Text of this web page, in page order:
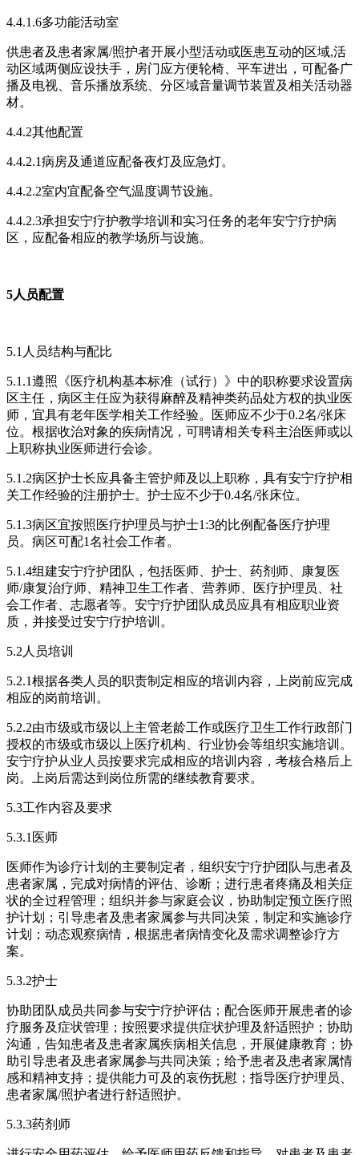
4.4.1.6多功能活动室
供患者及患者家属/照护者开展小型活动或医患互动的区域,活
动区域两侧应设扶手，房门应方便轮椅、平车进出，可配备广
播及电视、音乐播放系统、分区域音量调节装置及相关活动器
材。
4.4.2其他配置
4.4.2.1病房及通道应配备夜灯及应急灯。
4.4.2.2室内宜配备空气温度调节设施。
4.4.2.3承担安宁疗护教学培训和实习任务的老年安宁疗护病
区，应配备相应的教学场所与设施。
5人员配置
5.1人员结构与配比
5.1.1遵照《医疗机构基本标准（试行）》中的职称要求设置病
区主任，病区主任应为获得麻醉及精神类药品处方权的执业医
师，宜具有老年医学相关工作经验。医师应不少于0.2名/张床
位。根据收治对象的疾病情况，可聘请相关专科主治医师或以
上职称执业医师进行会诊。
5.1.2病区护士长应具备主管护师及以上职称，具有安宁疗护相
关工作经验的注册护士。护士应不少于0.4名/张床位。
5.1.3病区宜按照医疗护理员与护士1:3的比例配备医疗护理
员。病区可配1名社会工作者。
5.1.4组建安宁疗护团队，包括医师、护士、药剂师、康复医
师/康复治疗师、精神卫生工作者、营养师、医疗护理员、社
会工作者、志愿者等。安宁疗护团队成员应具有相应职业资
质，并接受过安宁疗护培训。
5.2人员培训
5.2.1根据各类人员的职责制定相应的培训内容，上岗前应完成
相应的岗前培训。
5.2.2由市级或市级以上主管老龄工作或医疗卫生工作行政部门
授权的市级或市级以上医疗机构、行业协会等组织实施培训。
安宁疗护从业人员按要求完成相应的培训内容，考核合格后上
岗。上岗后需达到岗位所需的继续教育要求。
5.3工作内容及要求
5.3.1医师
医师作为诊疗计划的主要制定者，组织安宁疗护团队与患者及
患者家属，完成对病情的评估、诊断；进行患者疼痛及相关症
状的全过程管理；组织并参与家庭会议，协助制定预立医疗照
护计划；引导患者及患者家属参与共同决策，制定和实施诊疗
计划；动态观察病情，根据患者病情变化及需求调整诊疗方
案。
5.3.2护士
协助团队成员共同参与安宁疗护评估；配合医师开展患者的诊
疗服务及症状管理；按照要求提供症状护理及舒适照护；协助
沟通，告知患者及患者家属疾病相关信息，开展健康教育；协
助引导患者及患者家属参与共同决策；给予患者及患者家属情
感和精神支持；提供能力可及的哀伤抚慰；指导医疗护理员、
患者家属/照护者进行舒适照护。
5.3.3药剂师